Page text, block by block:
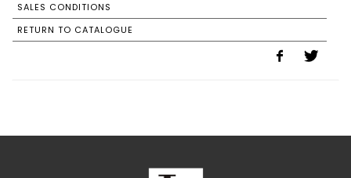
SALES CONDITIONS
RETURN TO CATALOGUE